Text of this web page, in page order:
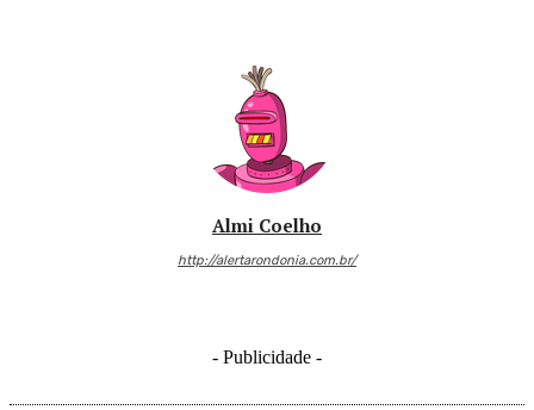
Almi Coelho
http://alertarondonia.com.br/
- Publicidade -